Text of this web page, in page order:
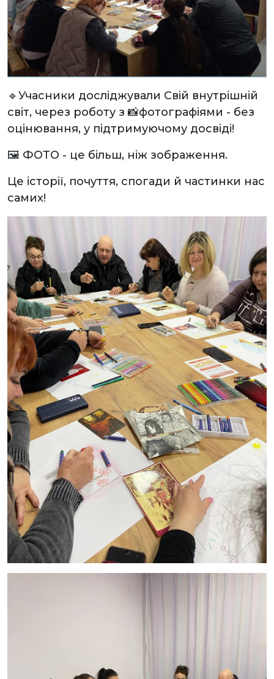
🔹Учасники досліджували Свій внутрішній
світ, через роботу з 📸фотографіями - без
оцінювання, у підтримуючому досвіді!
🖼️ ФОТО - це більш, ніж зображення.
Це історії, почуття, спогади й частинки нас
самих!